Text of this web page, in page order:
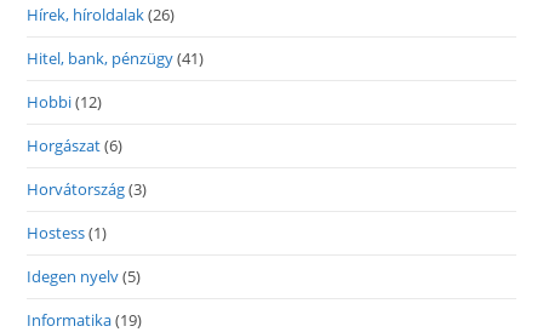
Hírek, híroldalak(26)
Hitel, bank, pénzügy(41)
Hobbi(12)
Horgászat(6)
Horvátország(3)
Hostess(1)
Idegen nyelv(5)
Informatika(19)